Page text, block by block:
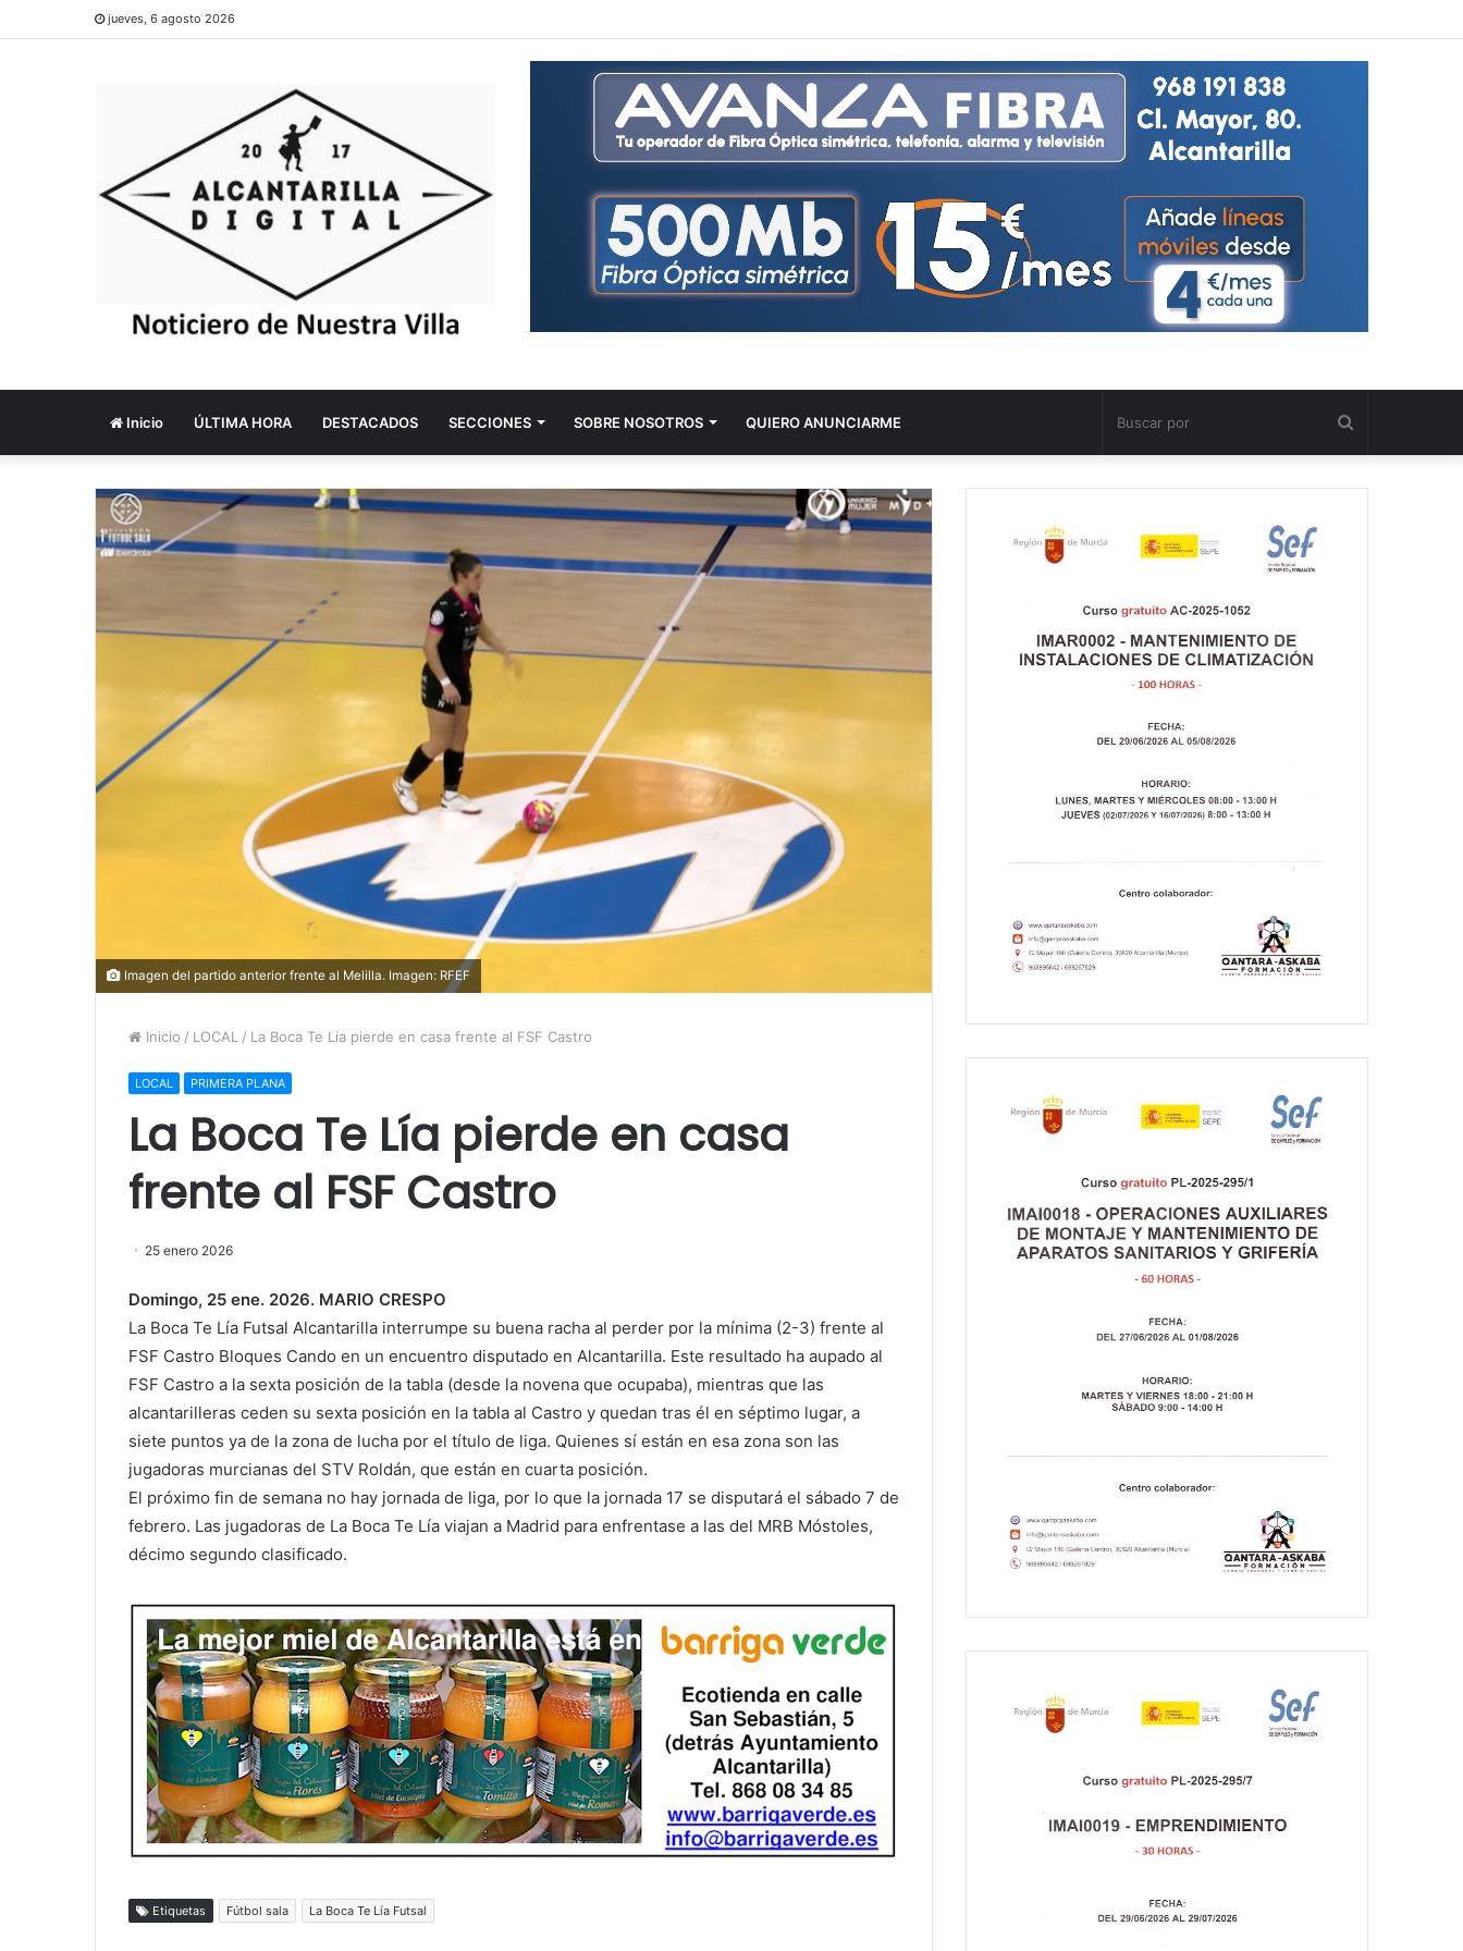
jueves, 6 agosto 2026
Inicio ÚLTIMA HORA DESTACADOS SECCIONES SOBRE NOSOTROS QUIERO ANUNCIARME
por
Imagen del partido anterior frente al Melilla. Imagen: RFEF
Inicio / LOCAL / La Boca Te Lía pierde en casa frente al FSF Castro
LOCAL PRIMERA PLANA
La Boca Te Lía pierde en casa
frente al FSF Castro
25 enero 2026
Domingo, 25 ene. 2026. MARIO CRESPO
La Boca Te Lía Futsal Alcantarilla interrumpe su buena racha al perder por la mínima (2-3) frente al
FSF Castro Bloques Cando en un encuentro disputado en Alcantarilla. Este resultado ha aupado al
FSF Castro a la sexta posición de la tabla (desde la novena que ocupaba), mientras que las
alcantarilleras ceden su sexta posición en la tabla al Castro y quedan tras él en séptimo lugar, a
siete puntos ya de la zona de lucha por el título de liga. Quienes sí están en esa zona son las
jugadoras murcianas del STV Roldán, que están en cuarta posición.
El próximo fin de semana no hay jornada de liga, por lo que la jornada 17 se disputará el sábado 7 de
febrero. Las jugadoras de La Boca Te Lía viajan a Madrid para enfrentase a las del MRB Móstoles,
décimo segundo clasificado.
Etiquetas Fútbol sala La Boca Te Lía Futsal